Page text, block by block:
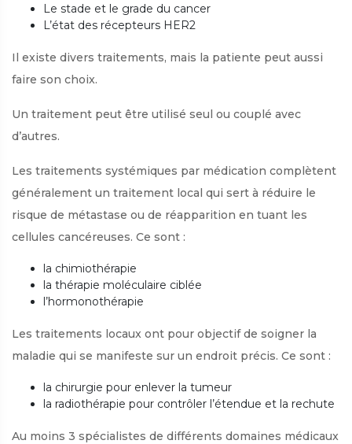
Le stade et le grade du cancer
L’état des récepteurs HER2
Il existe divers traitements, mais la patiente peut aussi
faire son choix.
Un traitement peut être utilisé seul ou couplé avec
d’autres.
Les traitements systémiques par médication complètent
généralement un traitement local qui sert à réduire le
risque de métastase ou de réapparition en tuant les
cellules cancéreuses. Ce sont :
la chimiothérapie
la thérapie moléculaire ciblée
l’hormonothérapie
Les traitements locaux ont pour objectif de soigner la
maladie qui se manifeste sur un endroit précis. Ce sont :
la chirurgie pour enlever la tumeur
la radiothérapie pour contrôler l’étendue et la rechute
Au moins 3 spécialistes de différents domaines médicaux